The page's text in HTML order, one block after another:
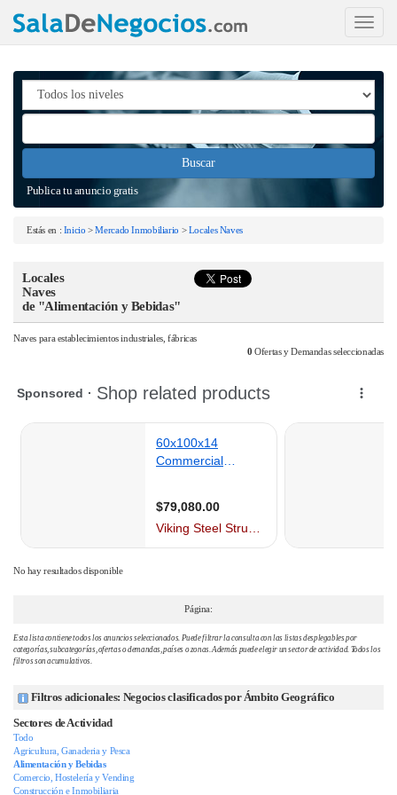
Toggle
Publica tu anuncio gratis
Estás en : Inicio >Mercado Inmobiliario >Locales Naves
Locales
Naves
de "Alimentación y Bebidas"
Naves para establecimientos industriales, fábricas
0 Ofertas y Demandas seleccionadas
No hay resultados disponible
Página:
Esta lista contiene todos los anuncios seleccionados. Puede filtrar la consulta con las listas desplegables por
categorías, subcategorías, ofertas o demandas, países o zonas. Además puede elegir un sector de actividad. Todos los
filtros son acumulativos.
Filtros adicionales: Negocios clasificados por Ámbito Geográfico
Sectores de Actividad
Todo
Agricultura, Ganaderia y Pesca
Alimentación y Bebidas
Comercio, Hostelería y Vending
Construcción e Inmobiliaria